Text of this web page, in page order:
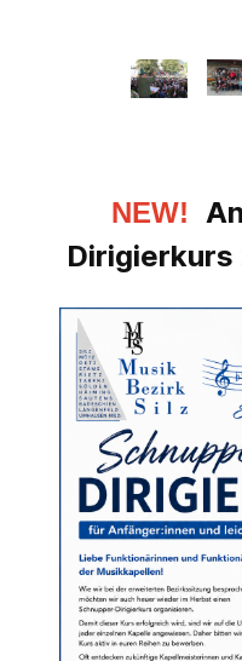
NEW!
Dirigierkurs